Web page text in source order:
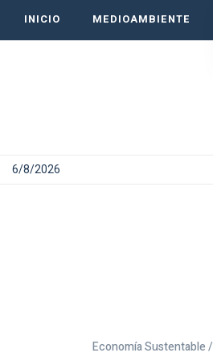
INICIO MEDIOAMBIENTE
6/8/2026
Economía Sustentable /